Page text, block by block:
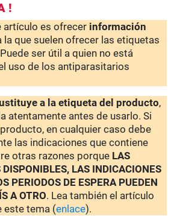
!
artículo es ofrecer información
la que suelen ofrecer las etiquetas
ser útil a quien no está
uso de los antiparasitarios
a la etiqueta del producto,
atentamente antes de usarlo. Si
en cualquier caso debe
las indicaciones que contiene
otras razones porque LAS
LAS INDICACIONES
PERIODOS DE ESPERA PUEDEN
A OTRO. Lea también el artículo
este tema (enlace).